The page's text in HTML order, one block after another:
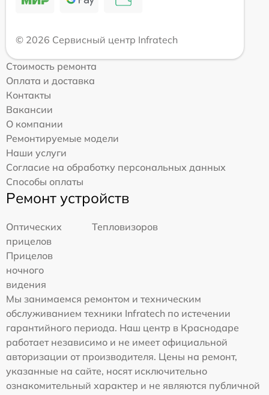
© 2026 Сервисный центр Infratech
Стоимость ремонта
Оплата и доставка
Контакты
Вакансии
О компании
Ремонтируемые модели
Наши услуги
Согласие на обработку персональных данных
Способы оплаты
Ремонт устройств
Оптических
прицелов
Тепловизоров
Прицелов
ночного
видения
Мы занимаемся ремонтом и техническим
обслуживанием техники Infratech по истечении
гарантийного периода. Наш центр в Краснодаре
работает независимо и не имеет официальной
авторизации от производителя. Цены на ремонт,
указанные на сайте, носят исключительно
ознакомительный характер и не являются публичной